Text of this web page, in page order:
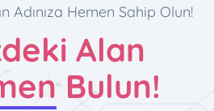
Adınıza Hemen Sahip Olun!
Alan
Bulun!